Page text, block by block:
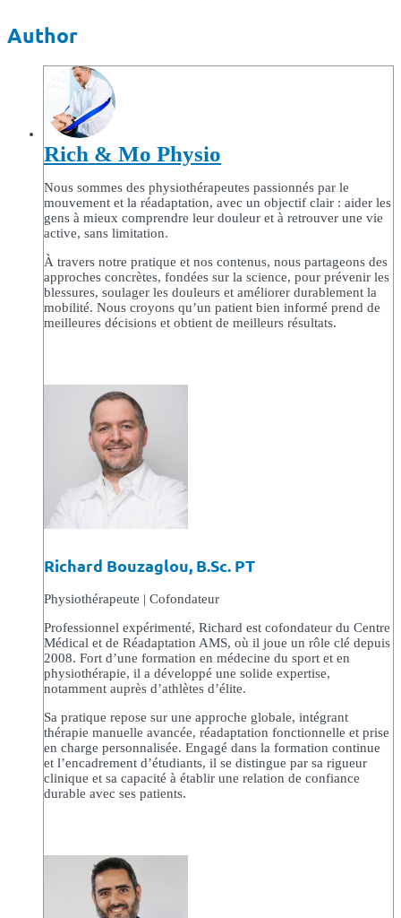
Author
Rich & Mo Physio
Nous sommes des physiothérapeutes passionnés par le
mouvement et la réadaptation, avec un objectif clair : aider les
gens à mieux comprendre leur douleur et à retrouver une vie
active, sans limitation.
À travers notre pratique et nos contenus, nous partageons des
approches concrètes, fondées sur la science, pour prévenir les
blessures, soulager les douleurs et améliorer durablement la
mobilité. Nous croyons qu’un patient bien informé prend de
meilleures décisions et obtient de meilleurs résultats.
Richard Bouzaglou, B.Sc. PT
Physiothérapeute | Cofondateur
Professionnel expérimenté, Richard est cofondateur du Centre
Médical et de Réadaptation AMS, où il joue un rôle clé depuis
2008. Fort d’une formation en médecine du sport et en
physiothérapie, il a développé une solide expertise,
notamment auprès d’athlètes d’élite.
Sa pratique repose sur une approche globale, intégrant
thérapie manuelle avancée, réadaptation fonctionnelle et prise
en charge personnalisée. Engagé dans la formation continue
et l’encadrement d’étudiants, il se distingue par sa rigueur
clinique et sa capacité à établir une relation de confiance
durable avec ses patients.